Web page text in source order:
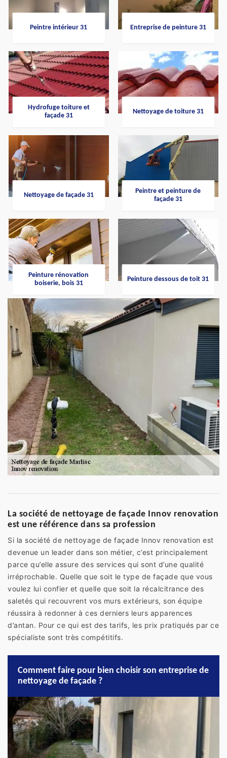
Peintre intérieur 31 Entreprise de peinture 31
Hydrofuge toiture et
façade 31
Nettoyage de toiture 31
Nettoyage de façade 31
Peintre et peinture de
façade 31
Peinture rénovation
boiserie, bois 31
Peinture dessous de toit 31
La société de nettoyage de façade Innov renovation
est une référence dans sa profession
Si la société de nettoyage de façade Innov renovation est
devenue un leader dans son métier, c’est principalement
parce qu’elle assure des services qui sont d’une qualité
irréprochable. Quelle que soit le type de façade que vous
voulez lui confier et quelle que soit la récalcitrance des
saletés qui recouvrent vos murs extérieurs, son équipe
réussira à redonner à ces derniers leurs apparences
d’antan. Pour ce qui est des tarifs, les prix pratiqués par ce
spécialiste sont très compétitifs.
Comment faire pour bien choisir son entreprise de
nettoyage de façade ?